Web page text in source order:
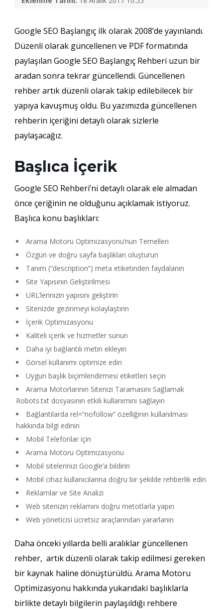
Google SEO Başlangıç ilk olarak 2008’de yayınlandı.
Düzenli olarak güncellenen ve PDF formatında
paylaşılan Google SEO Başlangıç Rehberi uzun bir
aradan sonra tekrar güncellendi. Güncellenen
rehber artık düzenli olarak takip edilebilecek bir
yapıya kavuşmuş oldu. Bu yazımızda güncellenen
rehberin içeriğini detaylı olarak sizlerle
paylaşacağız.
Başlıca İçerik
Google SEO Rehberi’ni detaylı olarak ele almadan
önce çeriğinin ne olduğunu açıklamak istiyoruz.
Başlıca konu başlıkları:
Arama Motoru Optimizasyonu’nun Temelleri
Özgün ve doğru sayfa başlıkları oluşturun
Tanım (“description”) meta etiketinden faydalanın
Site Yapısının Geliştirilmesi
URL’lerinizin yapısını geliştirin
Sitenizde gezinmeyi kolaylaştırın
İçerik Optimizasyonu
Kaliteli içerik ve hizmetler sunun
Daha iyi bağlantılı metin ekleyin
Görsel kullanımı optimize edin
Uygun başlık biçimlendirmesi etiketleri seçin
Arama Motorlarının Sitenizi Taramasını Sağlamak
Robots.txt dosyasının etkili kullanımını sağlayın
Bağlantılarda rel=“nofollow” özelliğinin kullanılması
hakkında bilgi edinin
Mobil Telefonlar için
Arama Motoru Optimizasyonu
Mobil sitelerinizi Google’a bildirin
Mobil cihaz kullanıcılarına doğru bir şekilde rehberlik edin
Reklamlar ve Site Analizi
Web sitenizin reklamını doğru metotlarla yapın
Web yöneticisi ücretsiz araçlarından yararlanın
Daha önceki yıllarda belli aralıklar güncellenen
rehber, artık düzenli olarak takip edilmesi gereken
bir kaynak haline dönüştürüldü. Arama Motoru
Optimizasyonu hakkında yukarıdaki başlıklarla
birlikte detaylı bilgilerin paylaşıldığı rehbere